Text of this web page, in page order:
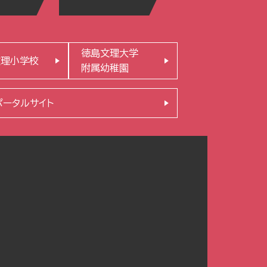
小学校
徳島文理大学
附属幼稚園
タルサイト